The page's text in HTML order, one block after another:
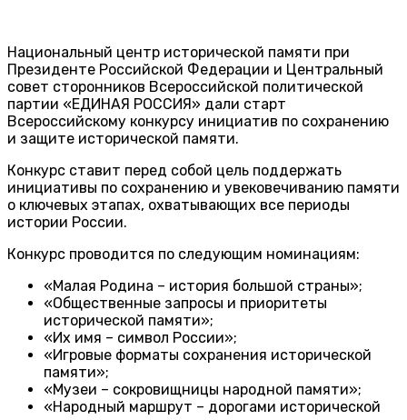
Национальный центр исторической памяти при
Президенте Российской Федерации и Центральный
совет сторонников Всероссийской политической
партии «ЕДИНАЯ РОССИЯ» дали старт
Всероссийскому конкурсу инициатив по сохранению
и защите исторической памяти.
Конкурс ставит перед собой цель поддержать
инициативы по сохранению и увековечиванию памяти
о ключевых этапах, охватывающих все периоды
истории России.
Конкурс проводится по следующим номинациям:
«Малая Родина – история большой страны»;
«Общественные запросы и приоритеты
исторической памяти»;
«Их имя – символ России»;
«Игровые форматы сохранения исторической
памяти»;
«Музеи – сокровищницы народной памяти»;
«Народный маршрут – дорогами исторической